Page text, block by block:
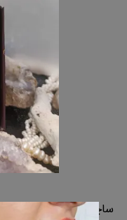
ساچمه نقره اصفهان